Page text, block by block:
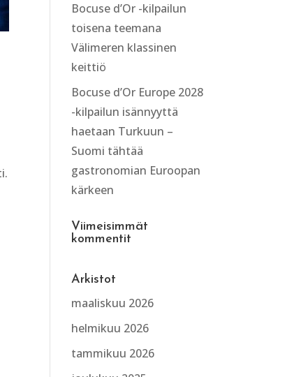
Bocuse d’Or -kilpailun
toisena teemana
Välimeren klassinen
keittiö
Bocuse d’Or Europe 2028
-kilpailun isännyyttä
haetaan Turkuun –
Suomi tähtää
gastronomian Euroopan
kärkeen
Viimeisimmät
kommentit
Arkistot
maaliskuu 2026
helmikuu 2026
tammikuu 2026